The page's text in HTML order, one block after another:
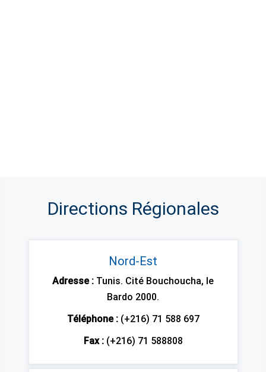
Directions Régionales
Nord-Est
Adresse : Tunis. Cité Bouchoucha, le
Bardo 2000.
Téléphone :(+216) 71 588 697
Fax :(+216) 71 588808